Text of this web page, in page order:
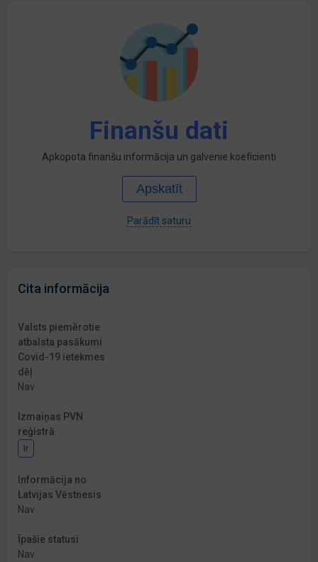
Finanšu dati
Apkopota finanšu informācija un galvenie koeficienti
Apskatīt
Parādīt saturu
Cita informācija
Valsts piemērotie
atbalsta pasākumi
Covid-19 ietekmes
dēļ
Nav
Izmaiņas PVN
reģistrā
Ir
Informācija no
Latvijas Vēstnesis
Nav
Īpašie statusi
Nav